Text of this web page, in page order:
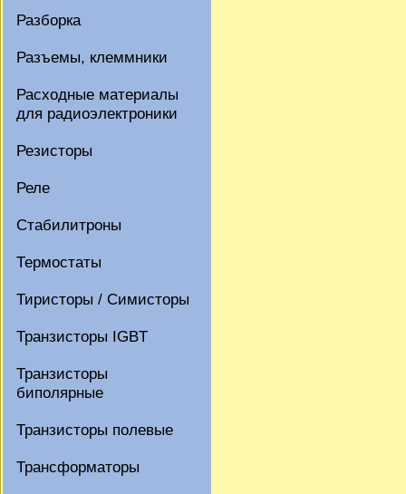
Разборка
Разъемы, клеммники
Расходные материалы
для радиоэлектроники
Резисторы
Реле
Стабилитроны
Термостаты
Тиристоры / Симисторы
Транзисторы IGBT
Транзисторы
биполярные
Транзисторы полевые
Трансформаторы